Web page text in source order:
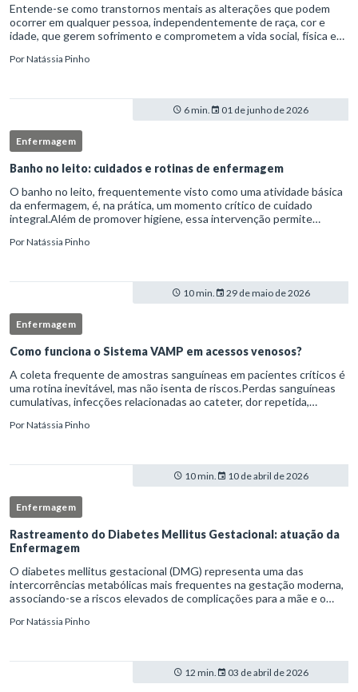
Entende-se como transtornos mentais as alterações que podem
ocorrer em qualquer pessoa, independentemente de raça, cor e
idade, que gerem sofrimento e comprometem a vida social, física e
PorNatássia Pinho
6 min. 01 de junho de 2026
Enfermagem
Banho no leito: cuidados e rotinas de enfermagem
O banho no leito, frequentemente visto como uma atividade básica
da enfermagem, é, na prática, um momento crítico de cuidado
integral.Além de promover higiene, essa intervenção permite
PorNatássia Pinho
10 min. 29 de maio de 2026
Enfermagem
Como funciona o Sistema VAMP em acessos venosos?
A coleta frequente de amostras sanguíneas em pacientes críticos é
uma rotina inevitável, mas não isenta de riscos.Perdas sanguíneas
cumulativas, infecções relacionadas ao cateter, dor repetida,
PorNatássia Pinho
10 min. 10 de abril de 2026
Enfermagem
Rastreamento do Diabetes Mellitus Gestacional: atuação da
Enfermagem
O diabetes mellitus gestacional (DMG) representa uma das
intercorrências metabólicas mais frequentes na gestação moderna,
associando-se a riscos elevados de complicações para a mãe e o
enferm
PorNatássia Pinho
12 min. 03 de abril de 2026